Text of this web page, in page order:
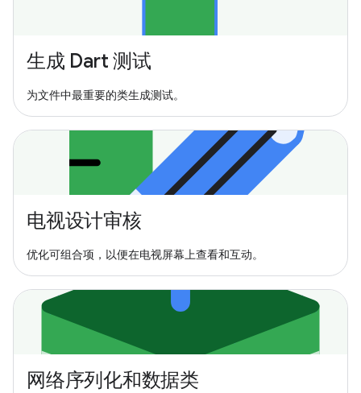
生成 Dart 测试
为文件中最重要的类生成测试。
电视设计审核
优化可组合项，以便在电视屏幕上查看和互动。
网络序列化和数据类